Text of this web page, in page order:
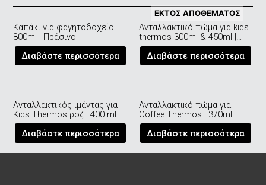
Καπάκι για φαγητοδοχείο
800ml | Πράσινο
Διαβάστε περισσότερα
ΕΚΤΌΣ ΑΠΟΘΈΜΑΤΟΣ
Aνταλλακτικό πώμα για kids
thermos 300ml & 450ml |
Γαλάζιο
Διαβάστε περισσότερα
Ανταλλακτικός ιμάντας για
Kids Thermos ροζ | 400 ml
Διαβάστε περισσότερα
Ανταλλακτικό πώμα για
Coffee Thermos | 370ml
Διαβάστε περισσότερα